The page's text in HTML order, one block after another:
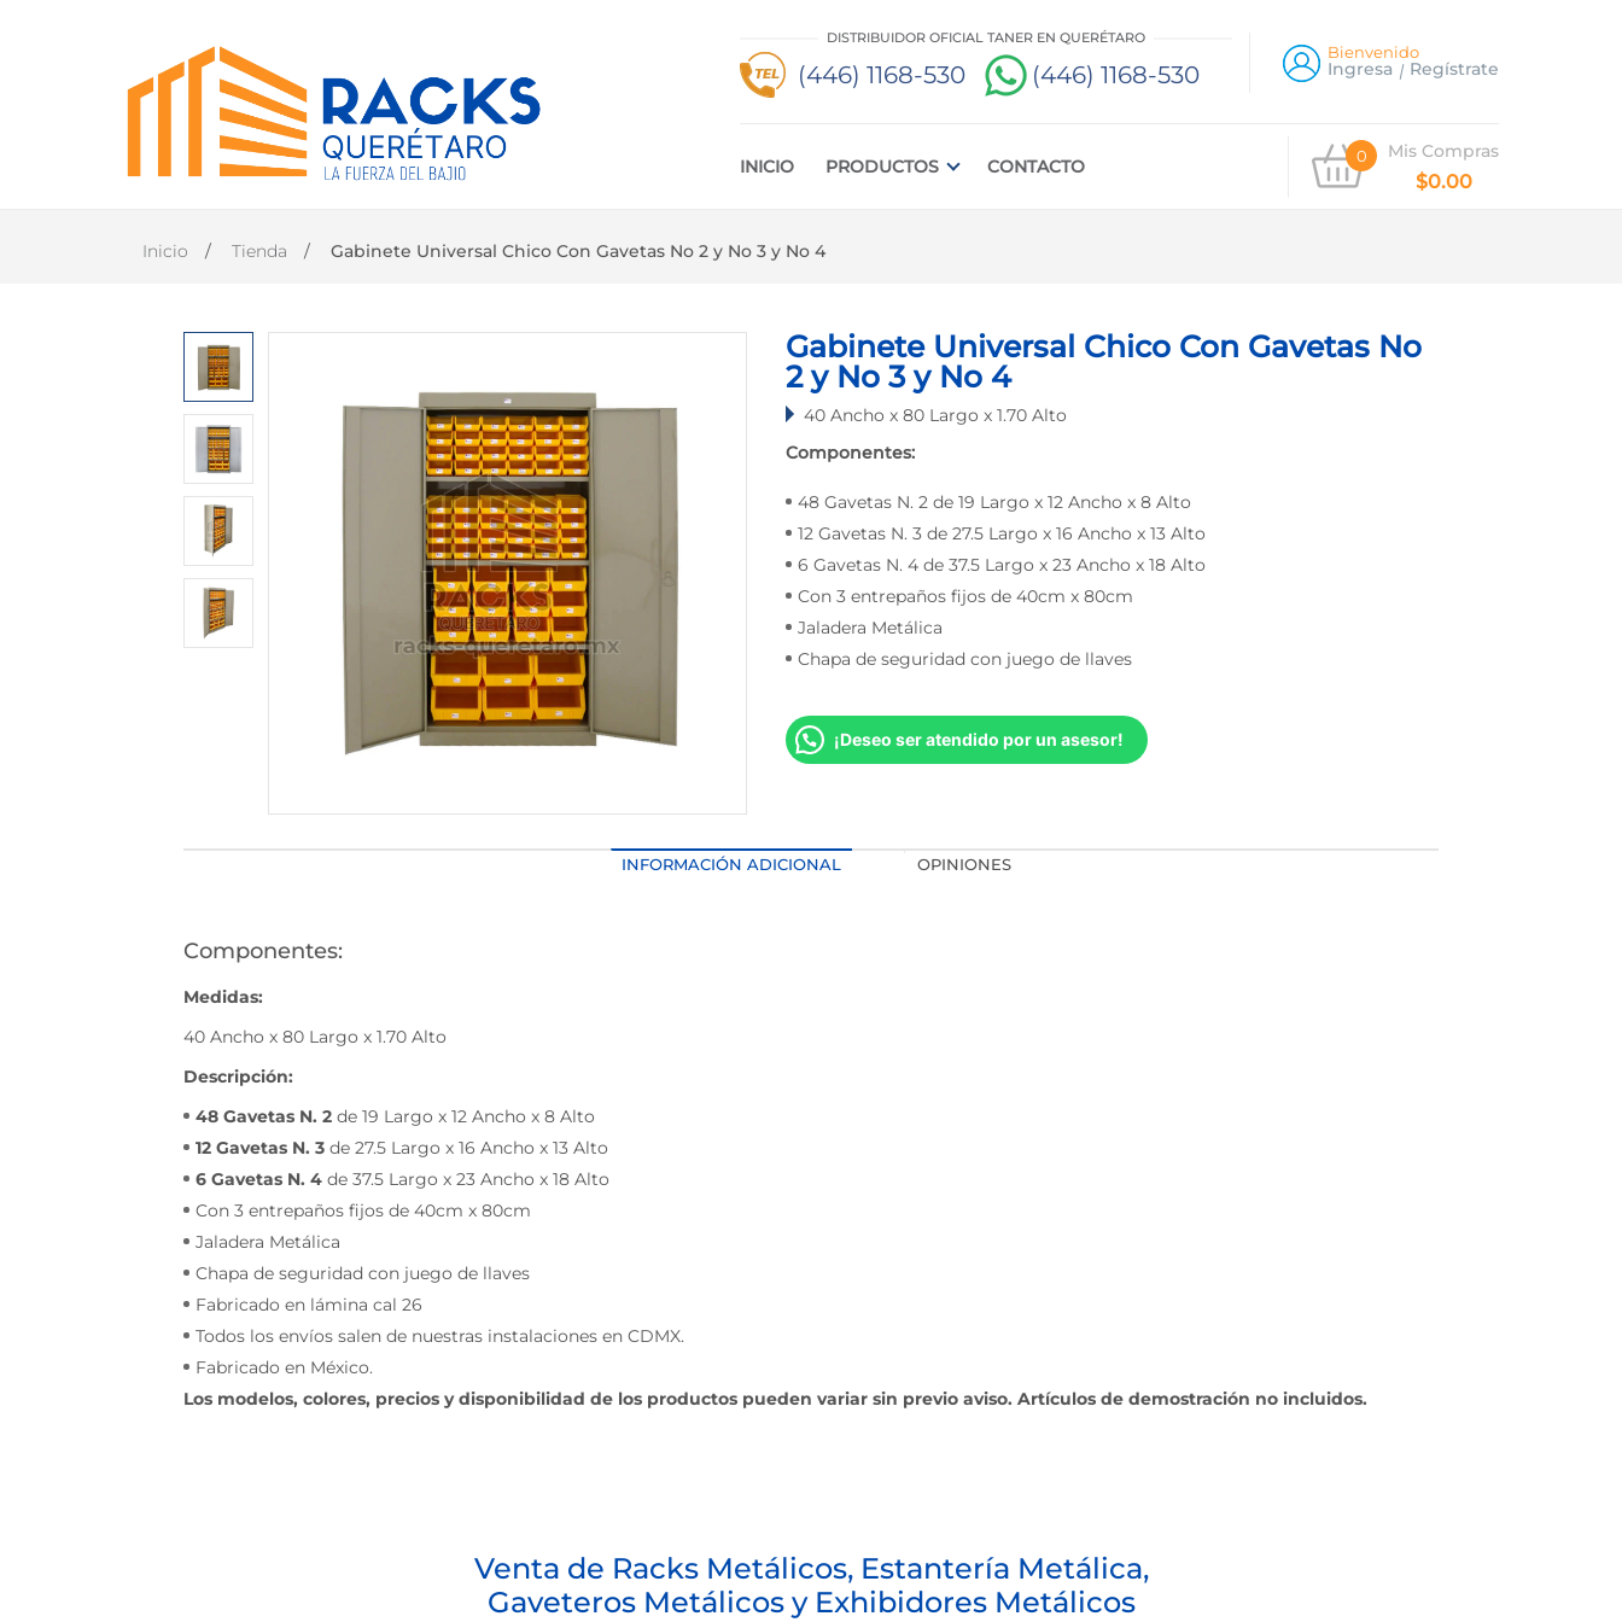
DISTRIBUIDOR OFICIAL TANER EN QUERÉTARO
(446) 1168-530 (446) 1168-530
Bienvenido
Ingresa Regístrate
INICIO PRODUCTOS CONTACTO 0 Mis Compras
$0.00
DISTRIBUIDOR
OFICIAL
TANER EN
QUERÉTARO
Inicio Tienda Gabinete Universal Chico Con Gavetas No 2 y No 3 y No 4
Gabinete Universal Chico Con Gavetas No
2 y No 3 y No 4
40 Ancho x 80 Largo x 1.70 Alto
Componentes:
48 Gavetas N. 2 de 19 Largo x 12 Ancho x 8 Alto
12 Gavetas N. 3 de 27.5 Largo x 16 Ancho x 13 Alto
6 Gavetas N. 4 de 37.5 Largo x 23 Ancho x 18 Alto
Con 3 entrepaños fijos de 40cm x 80cm
Jaladera Metálica
Chapa de seguridad con juego de llaves
¡Deseo ser atendido por un asesor!
INFORMACIÓN ADICIONAL OPINIONES
Componentes:
Medidas:
40 Ancho x 80 Largo x 1.70 Alto
Descripción:
48 Gavetas N. 2 de 19 Largo x 12 Ancho x 8 Alto
12 Gavetas N. 3 de 27.5 Largo x 16 Ancho x 13 Alto
6 Gavetas N. 4 de 37.5 Largo x 23 Ancho x 18 Alto
Con 3 entrepaños fijos de 40cm x 80cm
Jaladera Metálica
Chapa de seguridad con juego de llaves
Fabricado en lámina cal 26
Todos los envíos salen de nuestras instalaciones en CDMX.
Fabricado en México.
Los modelos, colores, precios y disponibilidad de los productos pueden variar sin previo aviso. Artículos de demostración no incluidos.
Venta de Racks Metálicos, Estantería Metálica,
Gaveteros Metálicos y Exhibidores Metálicos